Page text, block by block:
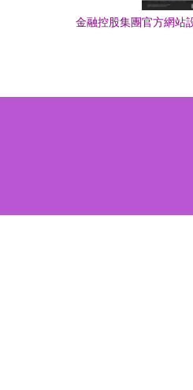
金融控股集團官方網站